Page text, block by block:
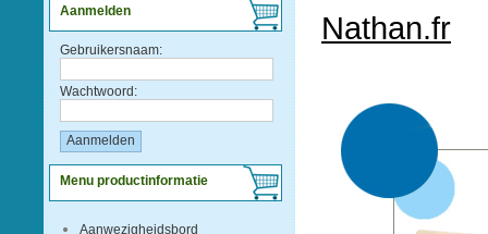
Aanmelden
Gebruikersnaam:
Wachtwoord:
Menu productinformatie
Aanwezigheidsbord
Nathan.fr